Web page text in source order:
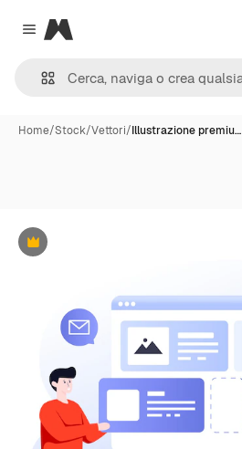
Close menu
Magnific
Home/Stock/Vettori/Illustrazione premiu…
Premium